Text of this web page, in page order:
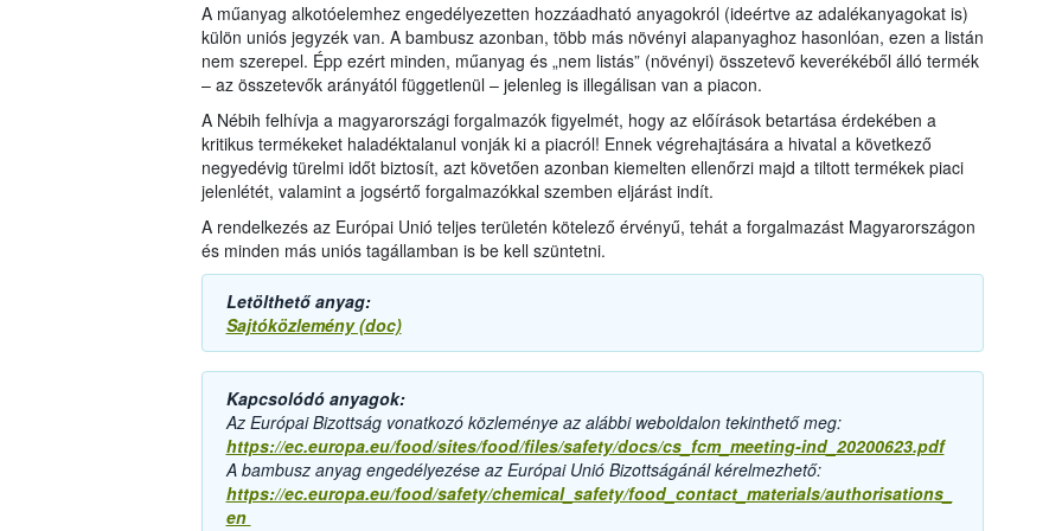
A műanyag alkotóelemhez engedélyezetten hozzáadható anyagokról (ideértve az adalékanyagokat is)
külön uniós jegyzék van. A bambusz azonban, több más növényi alapanyaghoz hasonlóan, ezen a listán
nem szerepel. Épp ezért minden, műanyag és „nem listás” (növényi) összetevő keverékéből álló termék
– az összetevők arányától függetlenül – jelenleg is illegálisan van a piacon.
A Nébih felhívja a magyarországi forgalmazók figyelmét, hogy az előírások betartása érdekében a
kritikus termékeket haladéktalanul vonják ki a piacról! Ennek végrehajtására a hivatal a következő
negyedévig türelmi időt biztosít, azt követően azonban kiemelten ellenőrzi majd a tiltott termékek piaci
jelenlétét, valamint a jogsértő forgalmazókkal szemben eljárást indít.
A rendelkezés az Európai Unió teljes területén kötelező érvényű, tehát a forgalmazást Magyarországon
és minden más uniós tagállamban is be kell szüntetni.
Letölthető anyag:
Sajtóközlemény (doc)
Kapcsolódó anyagok:
Az Európai Bizottság vonatkozó közleménye az alábbi weboldalon tekinthető meg:
https://ec.europa.eu/food/sites/food/files/safety/docs/cs_fcm_meeting-ind_20200623.pdf
A bambusz anyag engedélyezése az Európai Unió Bizottságánál kérelmezhető:
https://ec.europa.eu/food/safety/chemical_safety/food_contact_materials/authorisations_
en